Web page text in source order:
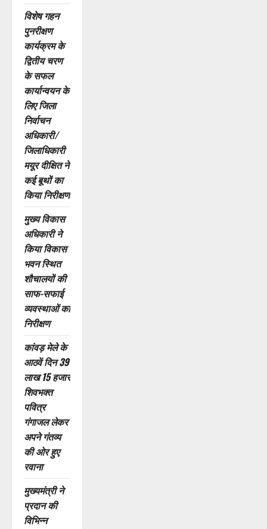
विशेष गहन
पुनरीक्षण
कार्यक्रम के
द्वितीय चरण
के सफल
कार्यान्वयन के
लिए जिला
निर्वाचन
अधिकारी/
जिलाधिकारी
मयूर दीक्षित ने
कई बूथों का
किया निरीक्षण
मुख्य विकास
अधिकारी ने
किया विकास
भवन स्थित
शौचालयों की
साफ-सफाई
व्यवस्थाओं का
निरीक्षण
कांवड़ मेले के
आठवें दिन 39
लाख 15 हजार
शिवभक्त
पवित्र
गंगाजल लेकर
अपने गंतव्य
की ओर हुए
रवाना
मुख्यमंत्री ने
प्रदान की
विभिन्न